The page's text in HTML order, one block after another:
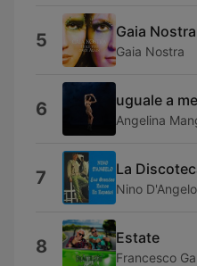
5 Gaia Nostra
Gaia Nostra
6 uguale a
Angelina
7 La
Nino D'Angelo
8 Estate
Francesco